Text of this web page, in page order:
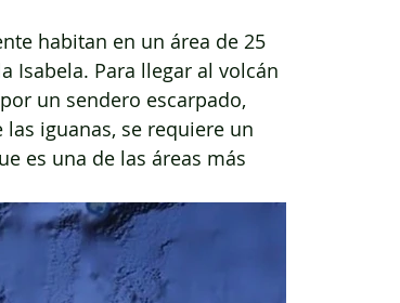
habitan en un área de 25
Isabela. Para llegar al volcán
un sendero escarpado,
iguanas, se requiere un
es una de las áreas más